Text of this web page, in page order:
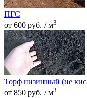
ПГС
от 600 руб. / м3
Торф низинный (не
от 850 руб. / м3